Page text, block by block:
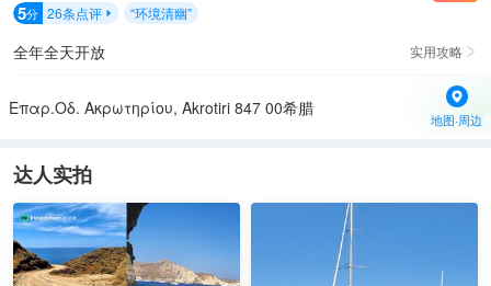
5分 26条点评  “环境清幽”
全年全天开放 实用攻略 
Επαρ.Οδ. Ακρωτηρίου, Akrotiri 847 00希腊
地图·周边
达人实拍